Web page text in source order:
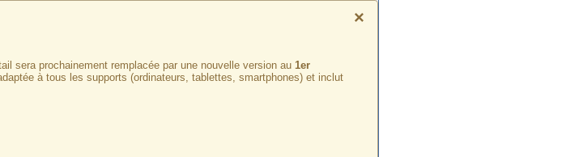
×
sera prochainement remplacée par une nouvelle version au 1er
à tous les supports (ordinateurs, tablettes, smartphones) et inclut